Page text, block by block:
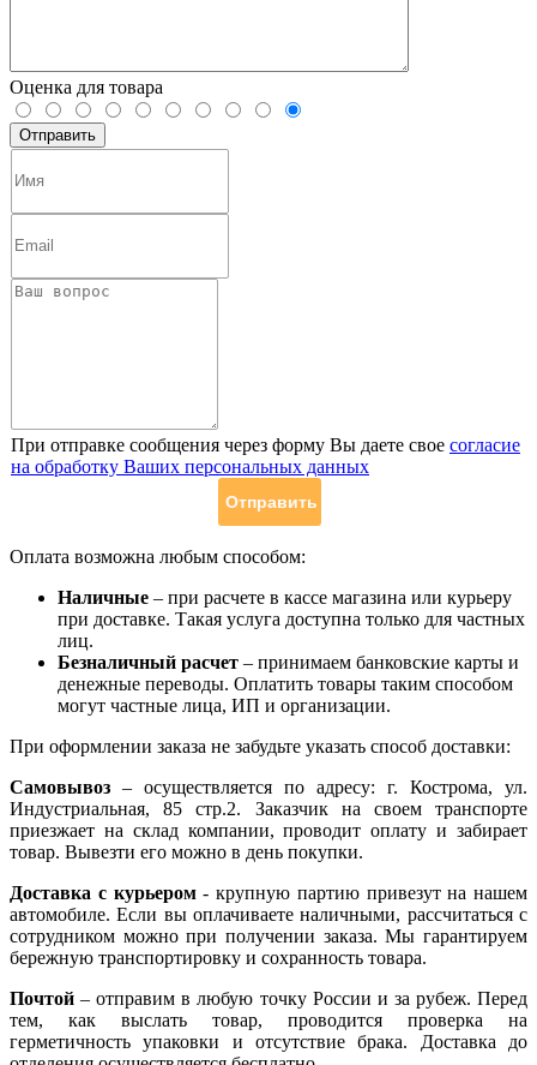
Оценка для товара
При отправке сообщения через форму Вы даете свое согласие
на обработку Ваших персональных данных
Оплата возможна любым способом:
Наличные – при расчете в кассе магазина или курьеру
при доставке. Такая услуга доступна только для частных
лиц.
Безналичный расчет – принимаем банковские карты и
денежные переводы. Оплатить товары таким способом
могут частные лица, ИП и организации.
При оформлении заказа не забудьте указать способ доставки:
Самовывоз – осуществляется по адресу: г. Кострома, ул.
Индустриальная, 85 стр.2. Заказчик на своем транспорте
приезжает на склад компании, проводит оплату и забирает
товар. Вывезти его можно в день покупки.
Доставка с курьером- крупную партию привезут на нашем
автомобиле. Если вы оплачиваете наличными, рассчитаться с
сотрудником можно при получении заказа. Мы гарантируем
бережную транспортировку и сохранность товара.
Почтой – отправим в любую точку России и за рубеж. Перед
тем, как выслать товар, проводится проверка на
герметичность упаковки и отсутствие брака. Доставка до